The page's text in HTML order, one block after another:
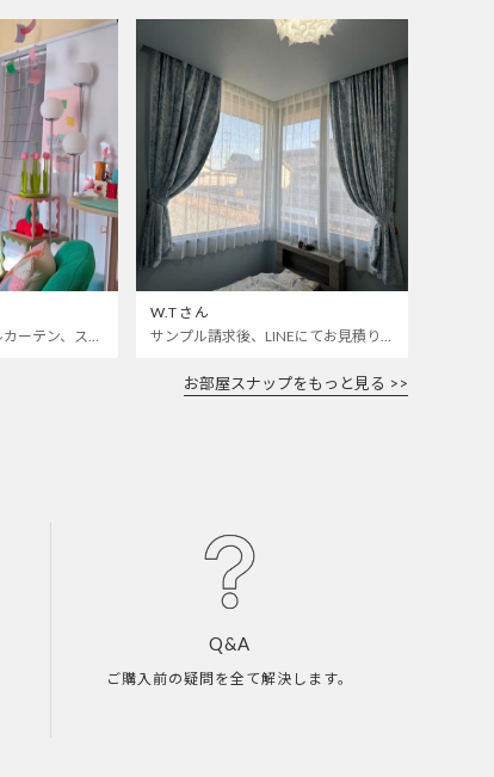
カラフルなオリジナルカーテン、ステンドグラスレースをお迎えしました🌈 いつも開けっぱなしの寝室とお仕事部屋の仕切りカーテンにしました 🫣❣️
W.Tさん
サンプル請求後、LINEにてお見積り依頼をしました。 部屋によく合います。 ありがとうございました。
お部屋スナップをもっと見る >>
Q&A
ご購入前の疑問を全て解決します。